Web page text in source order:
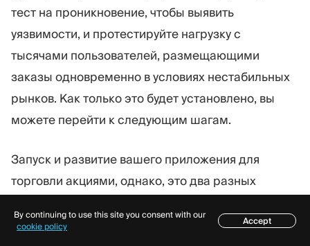
тест на проникновение, чтобы выявить
уязвимости, и протестируйте нагрузку с
тысячами пользователей, размещающими
заказы одновременно в условиях нестабильных
рынков. Как только это будет установлено, вы
можете перейти к следующим шагам.
Запуск и развитие вашего приложения для
торговли акциями, однако, это два разных
маркетинговых усилий для успешной работы
Содержание
By continuing to use this site you consent with our
cookie policy
Accept